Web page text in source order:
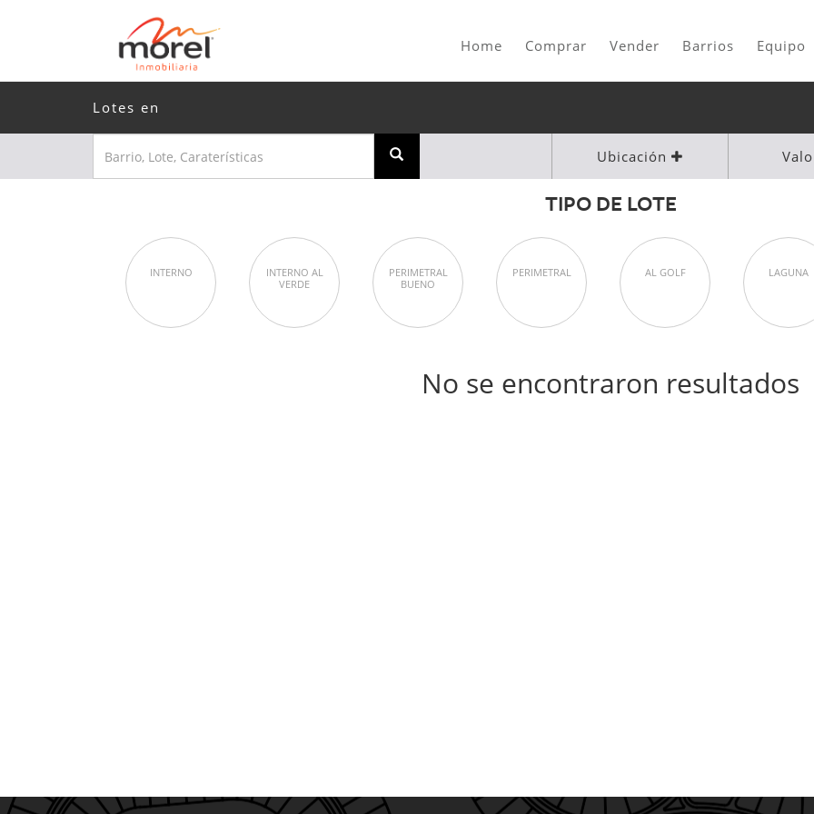
Home Comprar Vender Barrios Equipo
Lotes en
Ubicación
TIPO DE LOTE
INTERNO
INTERNO AL
VERDE
PERIMETRAL
BUENO
PERIMETRAL AL GOLF LAGUNA
No se encontraron resultados